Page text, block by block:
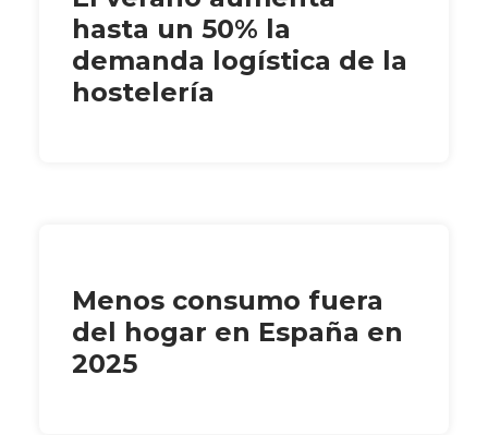
hasta un 50% la
demanda logística de la
hostelería
Menos consumo fuera
del hogar en España en
2025